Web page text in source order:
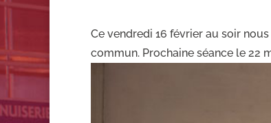
Ce vendredi 16 février au soir
commun. Prochaine séance le 22